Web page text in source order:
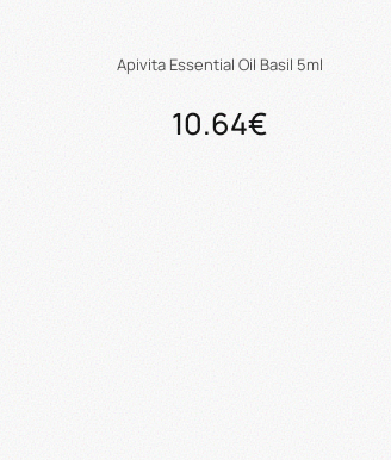
Apivita Essential Oil Basil 5ml
10.64€